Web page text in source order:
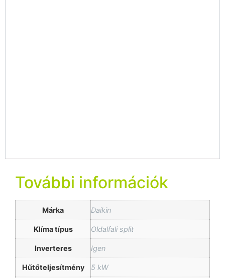
További információk
Márka Daikin
Klíma típus Oldalfali split
Inverteres Igen
Hűtőteljesítmény 5 kW